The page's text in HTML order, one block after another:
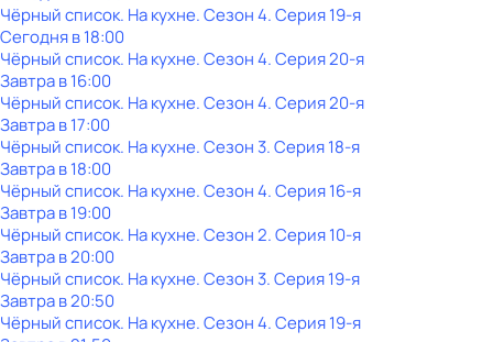
Чёрный список. На кухне. Сезон 4. Серия 19-я
Сегодня в 18:00
Чёрный список. На кухне. Сезон 4. Серия 20-я
Завтра в 16:00
Чёрный список. На кухне. Сезон 4. Серия 20-я
Завтра в 17:00
Чёрный список. На кухне. Сезон 3. Серия 18-я
Завтра в 18:00
Чёрный список. На кухне. Сезон 4. Серия 16-я
Завтра в 19:00
Чёрный список. На кухне. Сезон 2. Серия 10-я
Завтра в 20:00
Чёрный список. На кухне. Сезон 3. Серия 19-я
Завтра в 20:50
Чёрный список. На кухне. Сезон 4. Серия 19-я